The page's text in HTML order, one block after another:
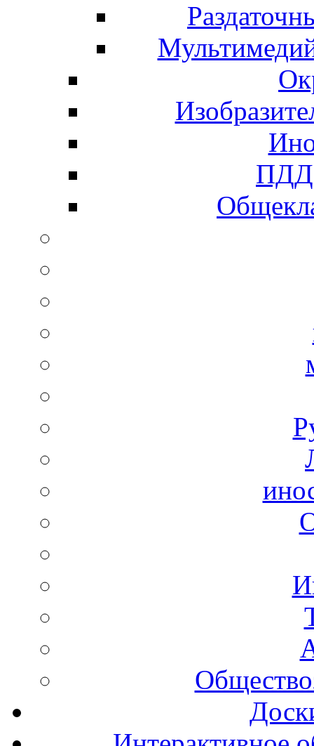
ПДД